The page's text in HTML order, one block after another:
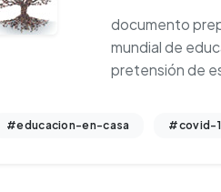
documento
mundial de
pretensión de
#educacion-en-casa #covid-